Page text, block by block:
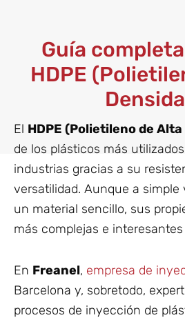
Guía
HDPE
El HDPE (Polietileno de
de los plásticos más
industrias gracias a su
versatilidad. Aunque a simple
un material sencillo, sus
más complejas e
En Freanel, empresa de
Barcelona y, sobretodo,
procesos de inyección de